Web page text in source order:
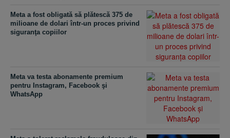
Meta a fost obligată să plătescă 375 de
milioane de dolari într-un proces privind
siguranţa copiilor
Meta va testa abonamente premium
pentru Instagram, Facebook şi
WhatsApp